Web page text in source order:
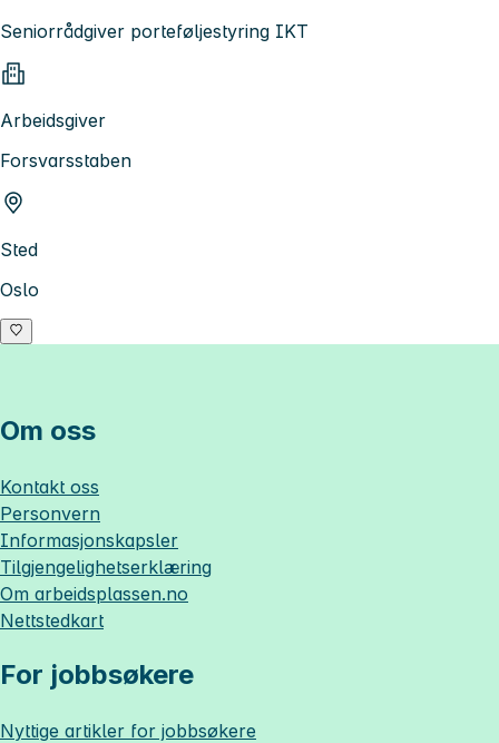
Seniorrådgiver porteføljestyring IKT
Arbeidsgiver
Forsvarsstaben
Sted
Oslo
Om oss
Kontakt oss
Personvern
Informasjonskapsler
Tilgjengelighetserklæring
Om arbeidsplassen.no
Nettstedkart
For jobbsøkere
Nyttige artikler for jobbsøkere